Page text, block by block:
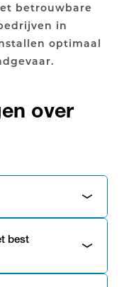
betrouwbare
in
optimaal
over
best